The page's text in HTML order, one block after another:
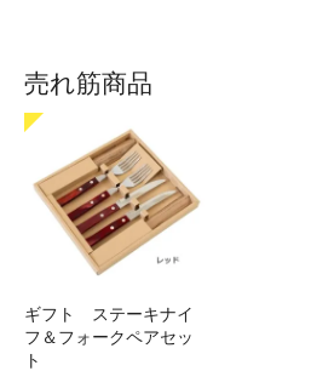
売れ筋商品
ギフト ステーキナイ
フ＆フォークペアセッ
ト